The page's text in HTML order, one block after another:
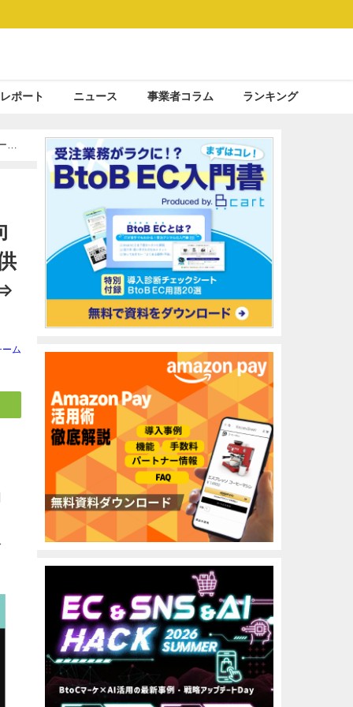
ポート ニュース 事業者コラム ランキング
ス
ム